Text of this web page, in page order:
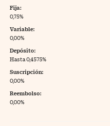
Fija:
0,75%
Variable:
0,00%
Depósito:
Hasta 0,4575%
Suscripción:
0,00%
Reembolso:
0,00%